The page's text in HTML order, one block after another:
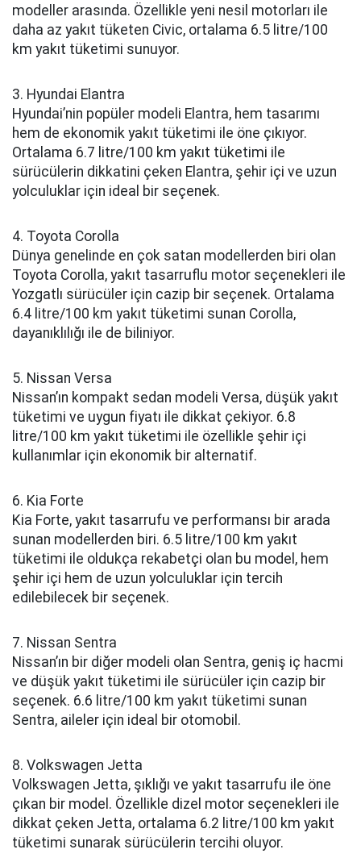
modeller arasında. Özellikle yeni nesil motorları ile
daha az yakıt tüketen Civic, ortalama 6.5 litre/100
km yakıt tüketimi sunuyor.
3. Hyundai Elantra
Hyundai’nin popüler modeli Elantra, hem tasarımı
hem de ekonomik yakıt tüketimi ile öne çıkıyor.
Ortalama 6.7 litre/100 km yakıt tüketimi ile
sürücülerin dikkatini çeken Elantra, şehir içi ve uzun
yolculuklar için ideal bir seçenek.
4. Toyota Corolla
Dünya genelinde en çok satan modellerden biri olan
Toyota Corolla, yakıt tasarruflu motor seçenekleri ile
Yozgatlı sürücüler için cazip bir seçenek. Ortalama
6.4 litre/100 km yakıt tüketimi sunan Corolla,
dayanıklılığı ile de biliniyor.
5. Nissan Versa
Nissan’ın kompakt sedan modeli Versa, düşük yakıt
tüketimi ve uygun fiyatı ile dikkat çekiyor. 6.8
litre/100 km yakıt tüketimi ile özellikle şehir içi
kullanımlar için ekonomik bir alternatif.
6. Kia Forte
Kia Forte, yakıt tasarrufu ve performansı bir arada
sunan modellerden biri. 6.5 litre/100 km yakıt
tüketimi ile oldukça rekabetçi olan bu model, hem
şehir içi hem de uzun yolculuklar için tercih
edilebilecek bir seçenek.
7. Nissan Sentra
Nissan’ın bir diğer modeli olan Sentra, geniş iç hacmi
ve düşük yakıt tüketimi ile sürücüler için cazip bir
seçenek. 6.6 litre/100 km yakıt tüketimi sunan
Sentra, aileler için ideal bir otomobil.
8. Volkswagen Jetta
Volkswagen Jetta, şıklığı ve yakıt tasarrufu ile öne
çıkan bir model. Özellikle dizel motor seçenekleri ile
dikkat çeken Jetta, ortalama 6.2 litre/100 km yakıt
tüketimi sunarak sürücülerin tercihi oluyor.